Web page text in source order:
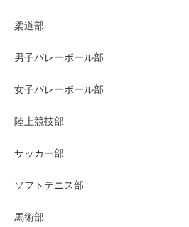
柔道部
男子バレーボール部
女子バレーボール部
陸上競技部
サッカー部
ソフトテニス部
馬術部